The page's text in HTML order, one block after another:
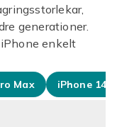
generationer.
enkelt
Max iPhone 14